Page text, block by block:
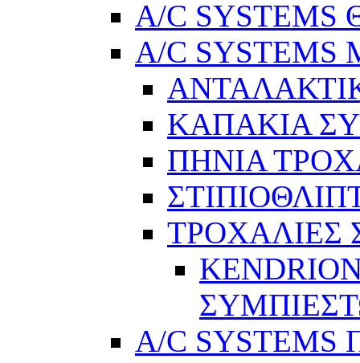
A/C SYSTEMS
A/C SYSTEMS
ΚΑΠΑΚΙΑ
ΠΗΝΙΑ
ΤΡΟΧΑΛΙΕΣ
A/C SYSTEMS